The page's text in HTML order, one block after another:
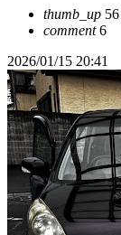
thumb_up 56
comment6
2026/01/15 20:41